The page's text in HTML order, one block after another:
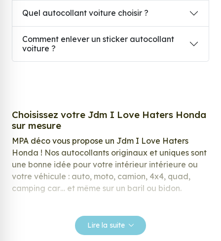
Quel autocollant voiture choisir ?
Comment enlever un sticker autocollant
voiture ?
Choisissez votre Jdm I Love Haters Honda
sur mesure
MPA déco vous propose un Jdm I Love Haters
Honda ! Nos autocollants originaux et uniques sont
une bonne idée pour votre intérieur intérieure ou
votre véhicule : auto, moto, camion, 4x4, quad,
camping car… et même sur un baril ou bidon.
répondre à vos attentes, laissez vous inspirer parmi
notre large gamme de stickers.
Lire la suite